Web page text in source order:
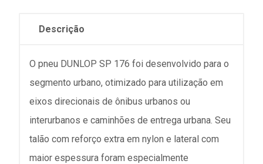
Descrição
O pneu DUNLOP SP 176 foi desenvolvido para o
segmento urbano, otimizado para utilização em
eixos direcionais de ônibus urbanos ou
interurbanos e caminhões de entrega urbana. Seu
talão com reforço extra em nylon e lateral com
maior espessura foram especialmente